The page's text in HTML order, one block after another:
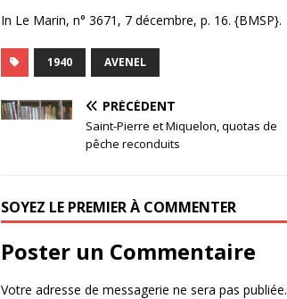
In Le Marin, n° 3671, 7 décembre, p. 16. {BMSP}.
1940 AVENEL
PRÉCÉDENT
Saint-Pierre et Miquelon, quotas de
pêche reconduits
SOYEZ LE PREMIER À COMMENTER
Poster un Commentaire
Votre adresse de messagerie ne sera pas publiée.